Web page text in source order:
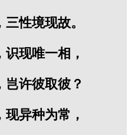
性境现故。
现唯一相，
岂许彼取彼？
异种为常，